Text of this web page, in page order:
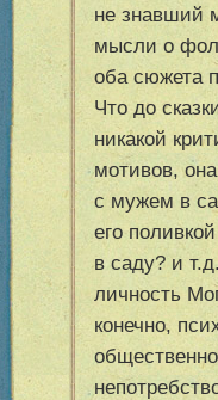
не знавший
мысли о
оба сюжета
Что до
никакой
мотивов,
с мужем в
его
в саду? и
личность
конечно,